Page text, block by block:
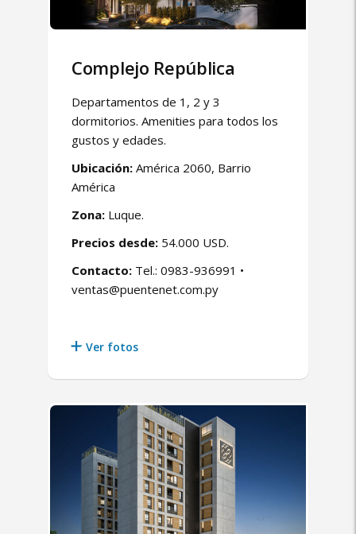
Complejo República
Departamentos de 1, 2 y 3
dormitorios. Amenities para todos los
gustos y edades.
Ubicación: América 2060, Barrio
América
Zona: Luque.
Precios desde: 54.000 USD.
Contacto: Tel.: 0983-936991 •
ventas@puentenet.com.py
Ver fotos